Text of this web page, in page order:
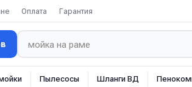
Оплата Гарантия
Пылесосы Шланги ВД